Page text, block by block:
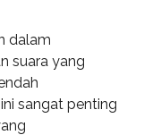
dalam
suara yang
sangat penting